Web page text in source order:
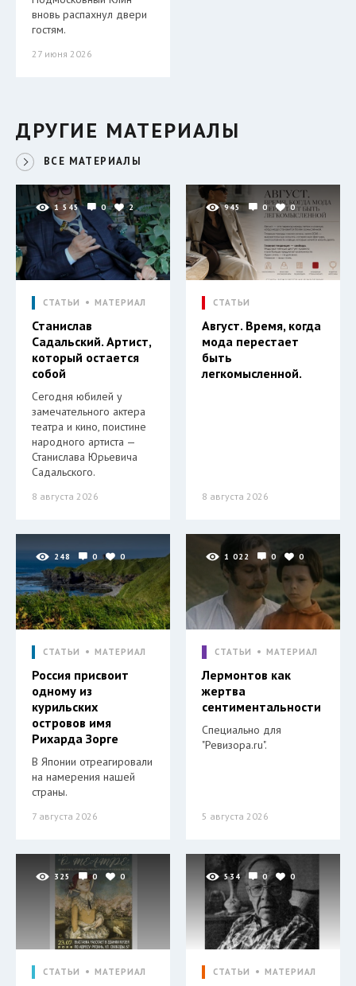
вновь распахнул двери
гостям.
27 июня 2026
ДРУГИЕ МАТЕРИАЛЫ
ВСЕ МАТЕРИАЛЫ
1 545 0 2
СТАТЬИ МАТЕРИАЛ
Станислав
Садальский. Артист,
который остается
собой
Сегодня юбилей у
замечательного актера
театра и кино, поистине
народного артиста —
Станислава Юрьевича
Садальского.
8 августа 2026
945 0 0
СТАТЬИ
Август. Время, когда
мода перестает
быть
легкомысленной.
8 августа 2026
248 0 0
СТАТЬИ МАТЕРИАЛ
Россия присвоит
одному из
курильских
островов имя
Рихарда Зорге
В Японии отреагировали
на намерения нашей
страны.
7 августа 2026
1 022 0 0
СТАТЬИ МАТЕРИАЛ
Лермонтов как
жертва
сентиментальности
Специально для
"Ревизора.ru".
5 августа 2026
325 0 0
СТАТЬИ МАТЕРИАЛ
534 0 0
СТАТЬИ МАТЕРИАЛ